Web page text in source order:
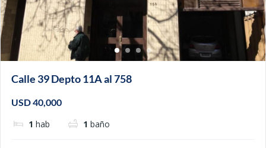
Calle 39 Depto 11A al 758
USD 40,000
1 hab 1 baño